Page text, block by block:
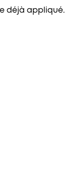
déjà appliqué.